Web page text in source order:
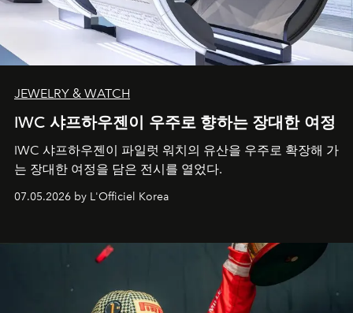
JEWELRY & WATCH
IWC 샤프하우젠이 우주로 향하는 장대한 여정
IWC 샤프하우젠이 파일럿 워치의 유산을 우주로 확장해 가
는 장대한 여정을 담은 전시를 열었다.
07.05.2026 by L'Officiel Korea